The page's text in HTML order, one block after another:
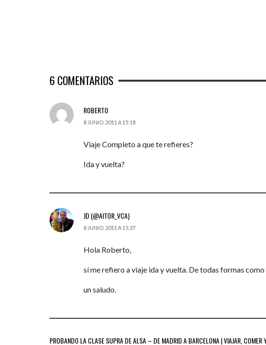
6 COMENTARIOS
ROBERTO
8 JUNIO, 2011 A 15:18
Viaje Completo a que te refieres?
Ida y vuelta?
JD (@AITOR_VCA)
8 JUNIO, 2011 A 15:37
Hola Roberto,
sí me refiero a viaje ida y vuelta. De todas formas
un saludo.
PROBANDO LA CLASE SUPRA DE ALSA – DE MADRID A BARCELONA | VIAJAR,